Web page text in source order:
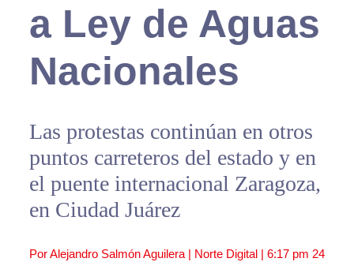
a Ley de Aguas
Nacionales
Las protestas continúan en otros
puntos carreteros del estado y en
el puente internacional Zaragoza,
en Ciudad Juárez
Por Alejandro Salmón Aguilera | Norte Digital | 6:17 pm 24